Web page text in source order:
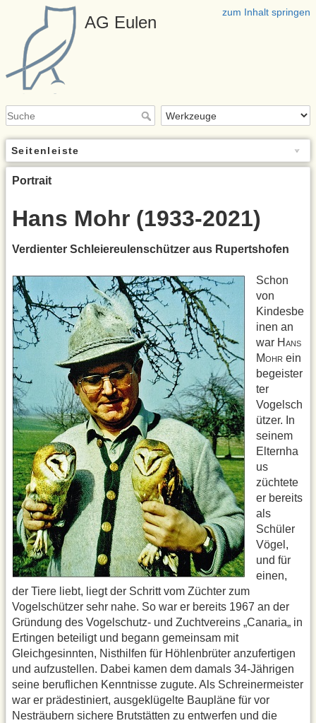
zum Inhalt springen
AG Eulen
Seitenleiste
Portrait
Hans Mohr (1933-2021)
Verdienter Schleiereulenschützer aus Rupertshofen
Schon
von
Kindesbe
inen an
war H ANS
MOHR ein
begeister
ter
Vogelsch
ützer. In
seinem
Elternha
us
züchtete
er bereits
als
Schüler
Vögel,
und für
einen,
der Tiere liebt, liegt der Schritt vom Züchter zum
Vogelschützer sehr nahe. So war er bereits 1967 an der
Gründung des Vogelschutz- und Zuchtvereins „Canaria„ in
Ertingen beteiligt und begann gemeinsam mit
Gleichgesinnten, Nisthilfen für Höhlenbrüter anzufertigen
und aufzustellen. Dabei kamen dem damals 34-Jährigen
seine beruflichen Kenntnisse zugute. Als Schreinermeister
war er prädestiniert, ausgeklügelte Baupläne für vor
Nesträubern sichere Brutstätten zu entwerfen und die